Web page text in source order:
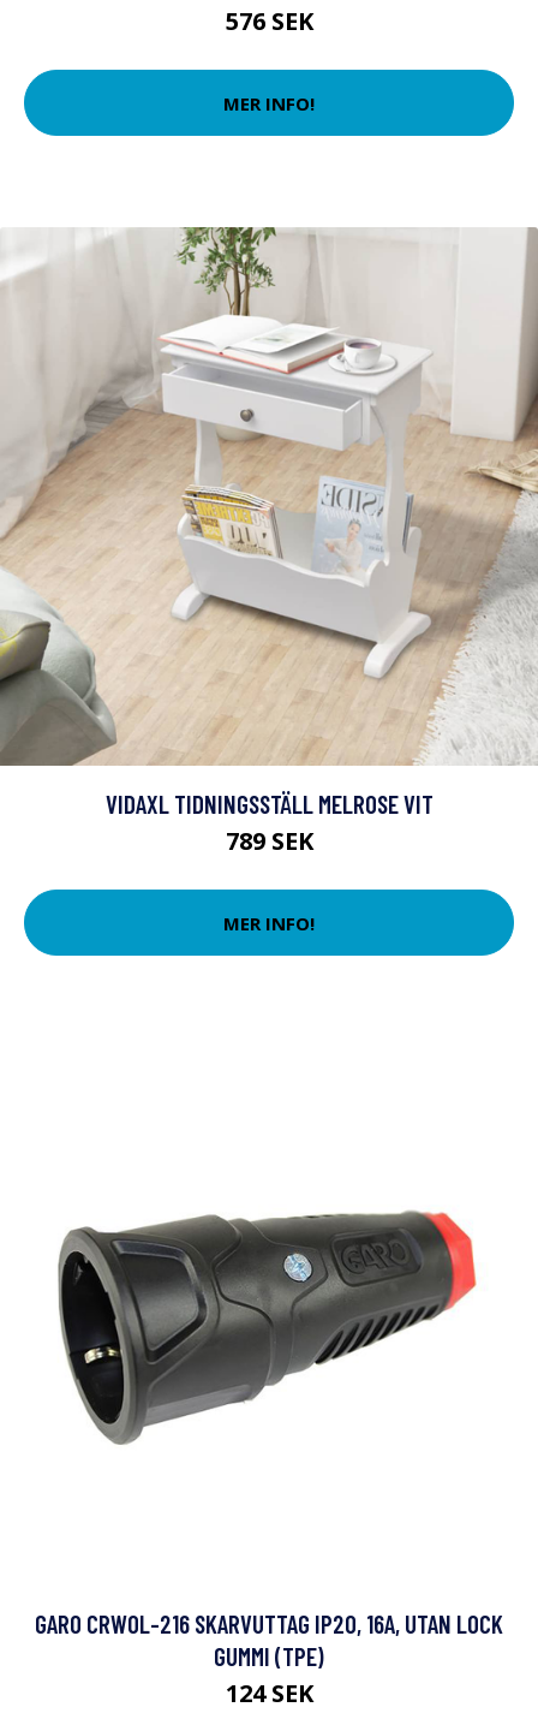
576 SEK
MER INFO!
VIDAXL TIDNINGSSTÄLL MELROSE VIT
789 SEK
MER INFO!
GARO CRWOL-216 SKARVUTTAG IP20, 16A, UTAN LOCK
GUMMI (TPE)
124 SEK